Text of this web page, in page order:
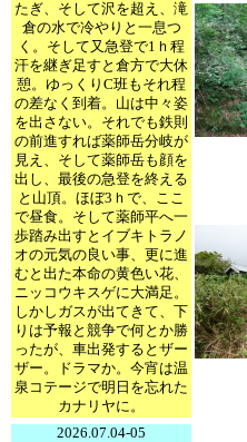
たぎ、そして沢を超え、滝
倉の水で冷やりと一息つ
く。そして又急登で1ｈ程
汗を継ぎ足すと倉方で大休
憩。ゆっくりC班もそれ程
の差なく到着。山は中々姿
を出さない。それでも鉄則
の前進すれば薬師岳分岐が
見え、そして薬師岳も顔を
出し、最後の急登を終える
と山頂。ほぼ3ｈで、ここ
で昼食。そして薬師平へ一
歩踏み出すとイブキトラノ
オの元気の良い事、更に進
むと出た本命の黄色い花、
ニッコウキスゲに大満足。
しかしガスが出てきて、下
りは予報と競争で何とか勝
ったが、車出発するとザー
ザー。ドラマか。今宵は温
泉コテージで明日を忘れた
カナリヤに。
2026.07.04-05